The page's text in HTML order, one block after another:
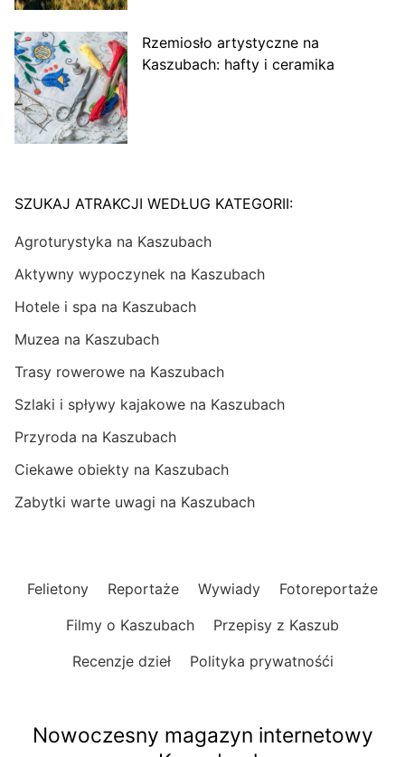
Rzemiosło artystyczne na
Kaszubach: hafty i ceramika
SZUKAJ ATRAKCJI WEDŁUG KATEGORII:
Agroturystyka na Kaszubach
Aktywny wypoczynek na Kaszubach
Hotele i spa na Kaszubach
Muzea na Kaszubach
Trasy rowerowe na Kaszubach
Szlaki i spływy kajakowe na Kaszubach
Przyroda na Kaszubach
Ciekawe obiekty na Kaszubach
Zabytki warte uwagi na Kaszubach
Felietony Reportaże Wywiady
Fotoreportaże
Filmy o Kaszubach
Przepisy z Kaszub
Recenzje dzieł
Polityka prywatnośći
Nowoczesny magazyn internetowy